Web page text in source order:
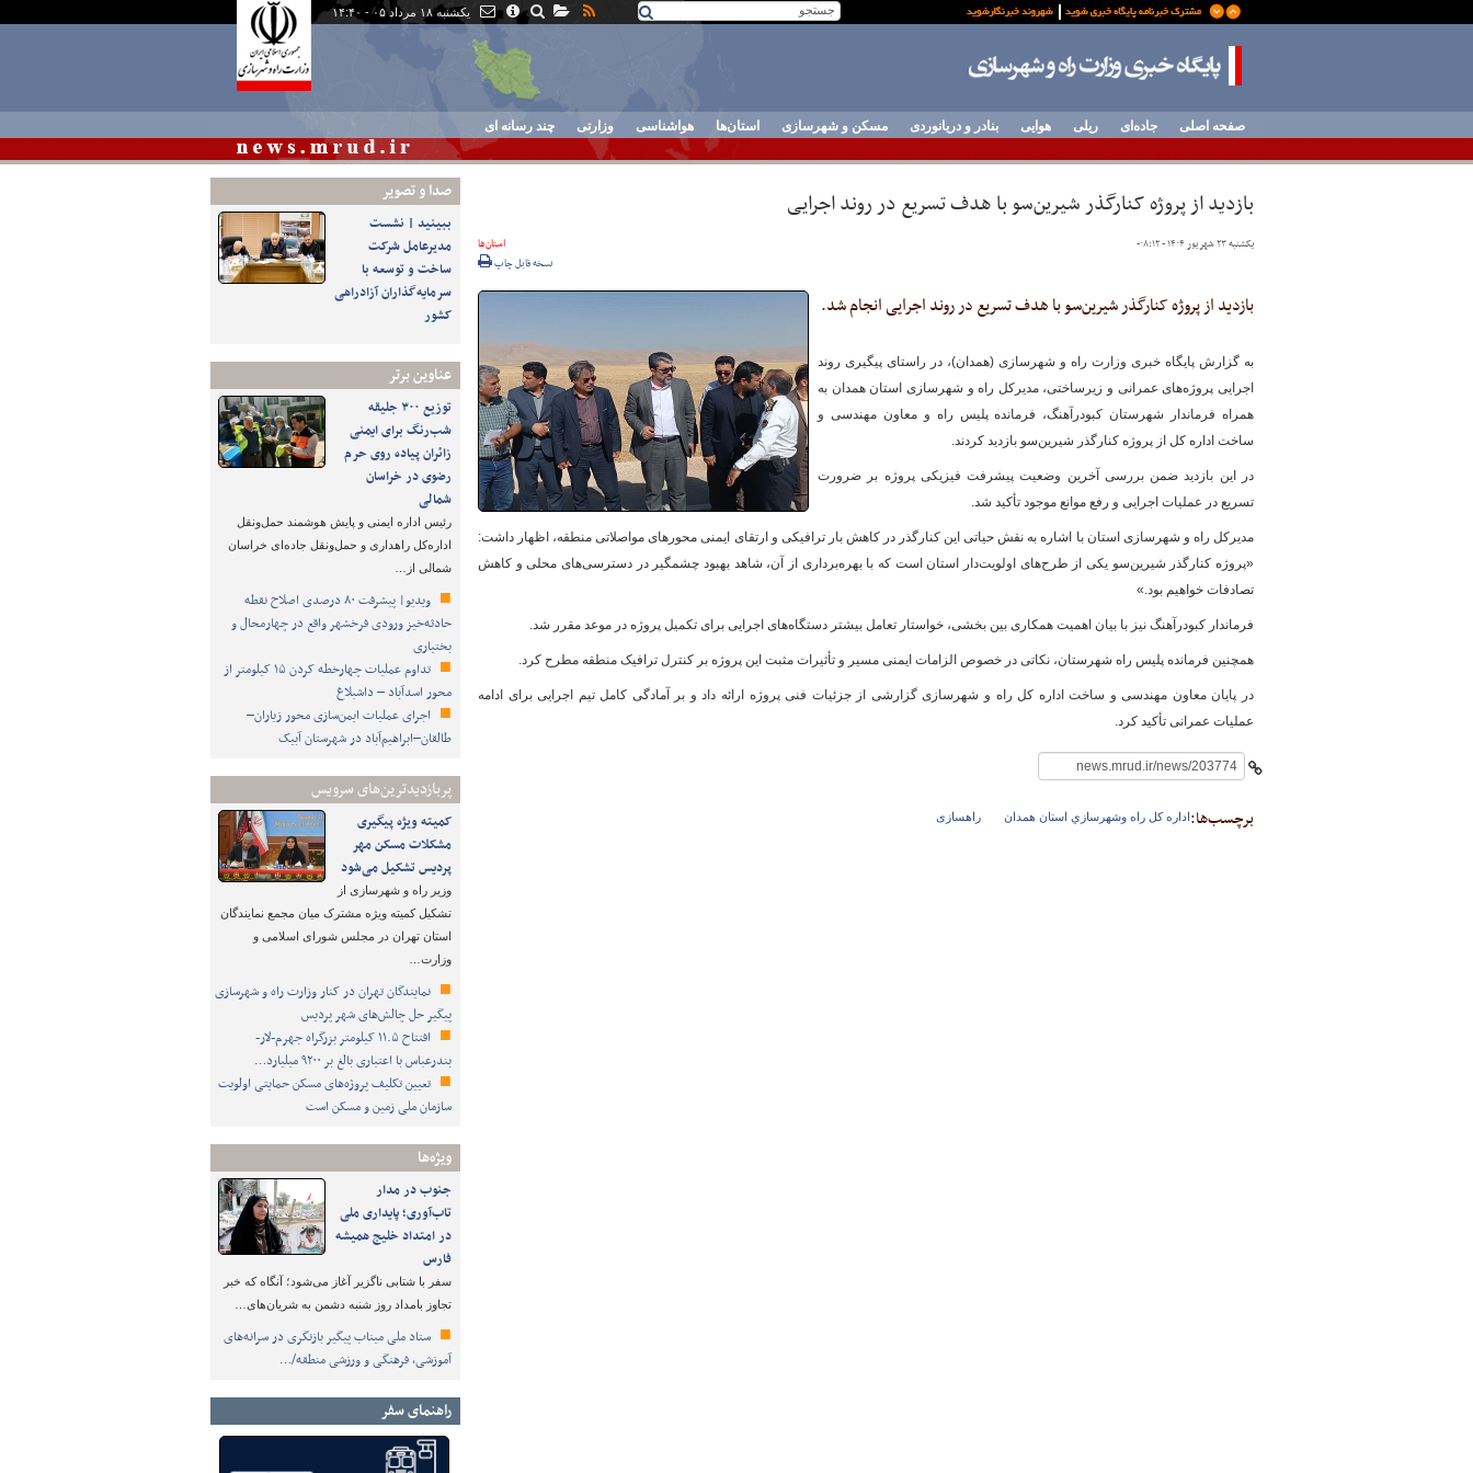
یکشنبه ۱۸ مرداد ۰۵ - ۱۴:۴۰
پایگاه خبری وزارت راه و
صفحه اصلی جاده‌ای ریلی هوایی بنادر و دریانوردی مسکن و شهرسازی استان‌ها هواشناسی وزارتی چند رسانه ای
صدا و تصوير
ببینید | نشست
مدیرعامل شرکت
ساخت و توسعه با
سرمایه‌گذاران آزادراهی
کشور
عناوین برتر
توزیع ۳۰۰ جلیقه
شب‌رنگ برای ایمنی
زائران پیاده روی حرم
رضوی در خراسان
شمالی
رئیس اداره ایمنی و پایش هوشمند حمل‌ونقل
اداره‌کل راهداری و حمل‌ونقل جاده‌ای خراسان
شمالی از…
ویدیو| پیشرفت ۸۰ درصدی اصلاح نقطه
حادثه‌خیز ورودی فرخشهر واقع در چهارمحال و
بختیاری
تداوم عملیات چهارخطه کردن ۱۵ کیلومتر از
محور اسدآباد – داشبلاغ
اجرای عملیات ایمن‌سازی محور زیاران–
طالقان–ابراهیم‌آباد در شهرستان آبیک
پربازدیدترین‌های سرویس
کمیته ویژه پیگیری
مشکلات مسکن مهر
پردیس تشکیل می‌شود
وزیر راه و شهرسازی از
تشکیل کمیته ویژه مشترک میان مجمع نمایندگان
استان تهران در مجلس شورای اسلامی و
وزارت…
نمایندگان تهران در کنار وزارت راه و شهرسازی
پیگیر حل چالش‌های شهر پردیس
افتتاح ۱۱.۵ کیلومتر بزرگراه جهرم-لار-
بندرعباس با اعتباری بالغ بر ۹۲۰۰ میلیارد…
تعیین تکلیف پروژه‌های مسکن حمایتی اولویت
سازمان ملی زمین و مسکن است
ویژه‌ها
جنوب در مدار
تاب‌آوری؛ پایداری ملی
در امتداد خلیج همیشه
فارس
سفر با شتابی ناگزیر آغاز می‌شود؛ آنگاه که خبر
تجاوز بامداد روز شنبه دشمن به شریان‌های…
ستاد ملی میناب پیگیر بازنگری در سرانه‌های
آموزشی، فرهنگی و ورزشی منطقه/…
راهنمای سفر
بازدید از پروژه کنارگذر شیرین‌سو با هدف تسریع در روند اجرایی
یکشنبه ۲۳ شهریور ۱۴۰۴ - ۰۸:۱۲ -
استان‌ها
نسخه قابل چاپ
بازدید از پروژه کنارگذر شیرین‌سو با هدف تسریع در روند اجرایی انجام شد.
به گزارش پایگاه خبری وزارت راه و شهرسازی (همدان)،‌ در راستای پیگیری روند
اجرایی پروژه‌های عمرانی و زیرساختی، مدیرکل راه و شهرسازی استان همدان به
همراه فرماندار شهرستان کبودرآهنگ، فرمانده پلیس راه و معاون مهندسی و
ساخت اداره کل از پروژه کنارگذر شیرین‌سو بازدید کردند.
در این بازدید ضمن بررسی آخرین وضعیت پیشرفت فیزیکی پروژه بر ضرورت
تسریع در عملیات اجرایی و رفع موانع موجود تأکید شد.
مدیرکل راه و شهرسازی استان با اشاره به نقش حیاتی این کنارگذر در کاهش بار ترافیکی و ارتقای ایمنی محورهای مواصلاتی منطقه، اظهار داشت:
«پروژه کنارگذر شیرین‌سو یکی از طرح‌های اولویت‌دار استان است که با بهره‌برداری از آن، شاهد بهبود چشمگیر در دسترسی‌های محلی و کاهش
تصادفات خواهیم بود.»
فرماندار کبودرآهنگ نیز با بیان اهمیت همکاری بین بخشی، خواستار تعامل بیشتر دستگاه‌های اجرایی برای تکمیل پروژه در موعد مقرر شد.
همچنین فرمانده پلیس راه شهرستان، نکاتی در خصوص الزامات ایمنی مسیر و تأثیرات مثبت این پروژه بر کنترل ترافیک منطقه مطرح کرد.
در پایان معاون مهندسی و ساخت اداره کل راه و شهرسازی گزارشی از جزئیات فنی پروژه ارائه داد و بر آمادگی کامل تیم اجرایی برای ادامه
عملیات عمرانی تأکید کرد.
برچسب‌ها:اداره كل راه وشهرسازي استان همدان راهسازی